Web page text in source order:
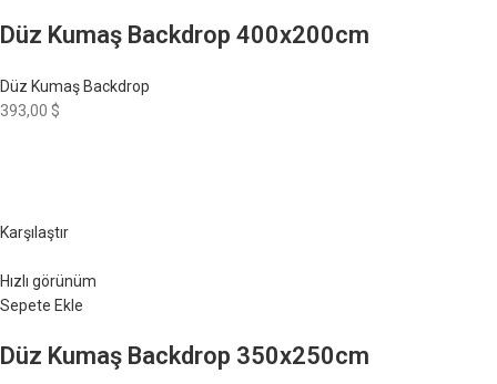
Düz Kumaş Backdrop 400x200cm
Düz Kumaş Backdrop
393,00 $
Karşılaştır
Hızlı görünüm
Sepete Ekle
Düz Kumaş Backdrop 350x250cm